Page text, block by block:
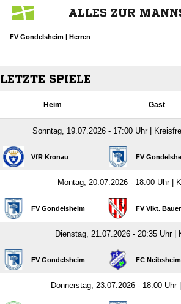
ALLES ZUR
FV Gondelsheim | Herren
LETZTE SPIELE
Heim Gast
Sonntag, 19.07.2026 - 17:00 Uhr |
VfR Kronau FV
Montag, 20.07.2026 - 18:00 Uhr |
FV Gondelsheim FV Vikt.
Dienstag, 21.07.2026 - 20:35 Uhr |
FV Gondelsheim FC Neibsheim
Donnerstag, 23.07.2026 - 18:00 Uhr